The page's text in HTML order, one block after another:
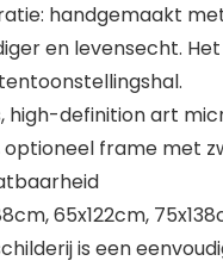
handgemaakt
en levensecht.
high-definition art
frame met
65x122cm,
is een